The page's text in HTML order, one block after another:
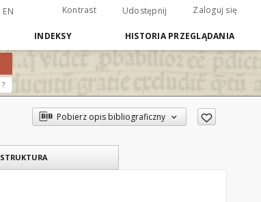
EN Kontrast Udostępnij Zaloguj się
INDEKSY HISTORIA PRZEGLĄDANIA
?
Pobierz opis bibliograficzny
STRUKTURA